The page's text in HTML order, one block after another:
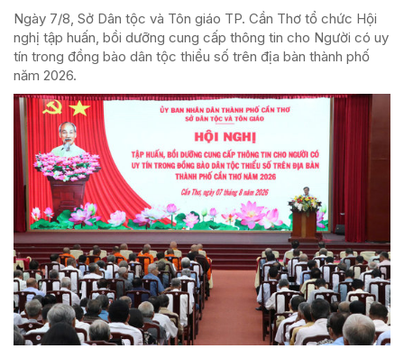
Ngày 7/8, Sở Dân tộc và Tôn giáo TP. Cần Thơ tổ chức Hội
nghị tập huấn, bồi dưỡng cung cấp thông tin cho Người có uy
tín trong đồng bào dân tộc thiểu số trên địa bàn thành phố
năm 2026.